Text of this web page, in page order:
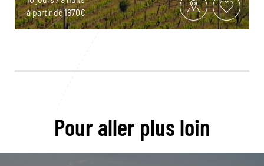
à partir de 1870€
Pour aller plus loin